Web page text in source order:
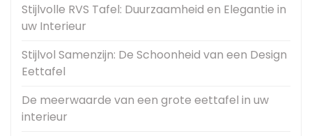
Stijlvolle RVS Tafel: Duurzaamheid en Elegantie in
uw Interieur
Stijlvol Samenzijn: De Schoonheid van een Design
Eettafel
De meerwaarde van een grote eettafel in uw
interieur